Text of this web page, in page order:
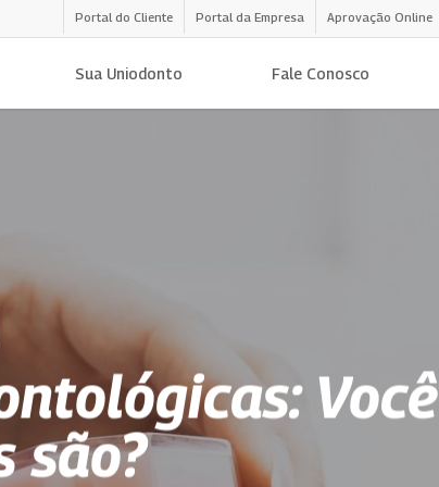
Portal do Cliente Portal da Empresa Aprovação Online
Sua Uniodonto Fale Conosco
Você
são?